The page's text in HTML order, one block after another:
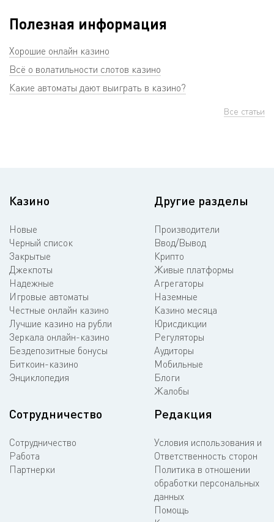
Полезная информация
Хорошие онлайн казино
Всё о волатильности слотов казино
Какие автоматы дают выиграть в казино?
Все статьи
Казино
Новые
Черный список
Закрытые
Джекпоты
Надежные
Игровые автоматы
Честные онлайн казино
Лучшие казино на рубли
Зеркала онлайн-казино
Бездепозитные бонусы
Биткоин-казино
Энциклопедия
Другие разделы
Производители
Ввод/Вывод
Крипто
Живые платформы
Агрегаторы
Наземные
Казино месяца
Юрисдикции
Регуляторы
Аудиторы
Мобильные
Блоги
Жалобы
Сотрудничество
Сотрудничество
Работа
Партнерки
Редакция
Условия использования и
Ответственность сторон
Политика в отношении
обработки персональных
данных
Помощь